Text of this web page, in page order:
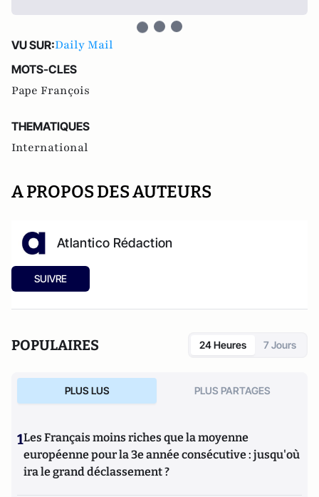
VU SUR:Daily Mail
MOTS-CLES
Pape François
THEMATIQUES
International
A PROPOS DES AUTEURS
Atlantico Rédaction
SUIVRE
POPULAIRES 24 Heures 7 Jours
PLUS LUS PLUS PARTAGES
1Les Français moins riches que la moyenne
européenne pour la 3e année consécutive : jusqu'où
ira le grand déclassement ?